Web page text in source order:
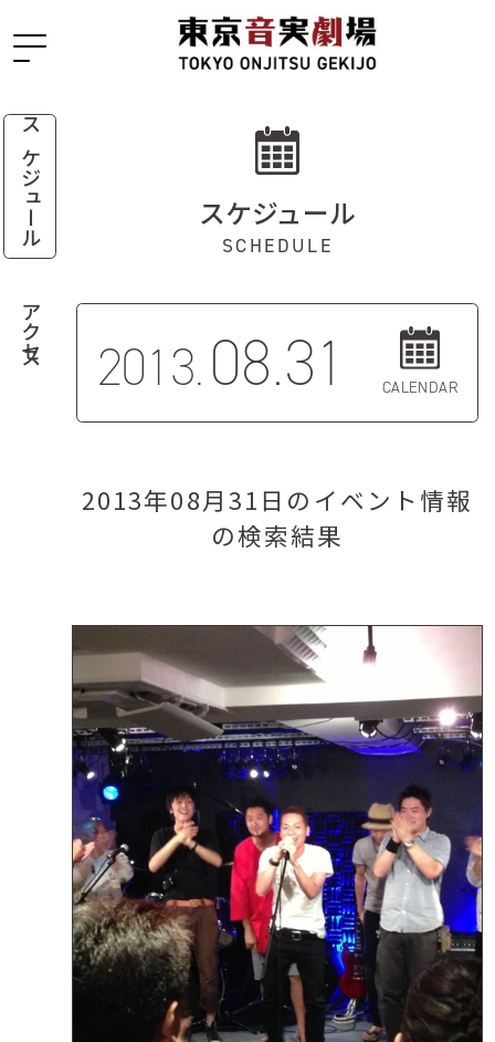
スケジュール
アクセス
スケジュール
SCHEDULE
2013.08.31 CALENDAR
2013年08月31日のイベント情報
の検索結果